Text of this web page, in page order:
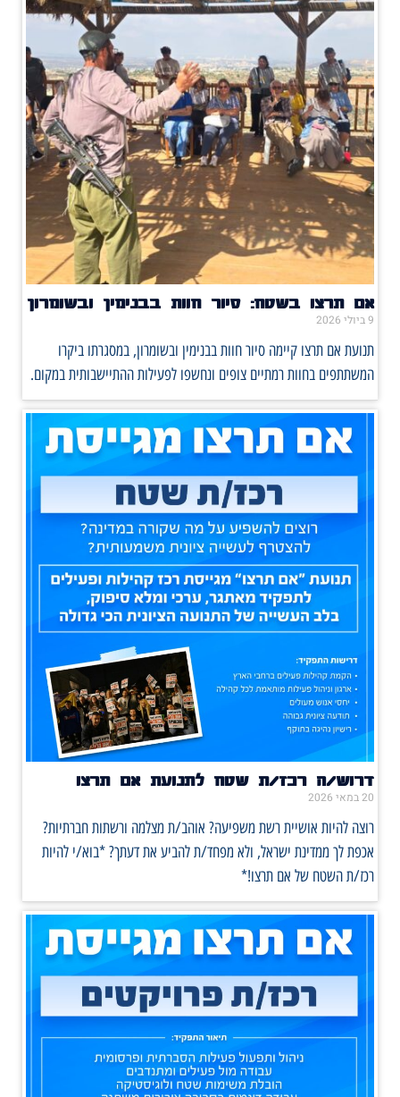
אם תרצו בשטח: סיור חוות בבנימין ובשומרון
9 ביולי 2026
תנועת אם תרצו קיימה סיור חוות בבנימין ובשומרון, במסגרתו ביקרו
המשתתפים בחוות רמתיים צופים ונחשפו לפעילות ההתיישבותית במקום.
דרוש/ה רכז/ת שטח לתנועת אם תרצו
20 במאי 2026
רוצה להיות אושיית רשת משפיעה? אוהב/ת מצלמה ורשתות חברתיות?
אכפת לך ממדינת ישראל, ולא מפחד/ת להביע את דעתך? *בוא/י להיות
רכז/ת השטח של אם תרצו!*